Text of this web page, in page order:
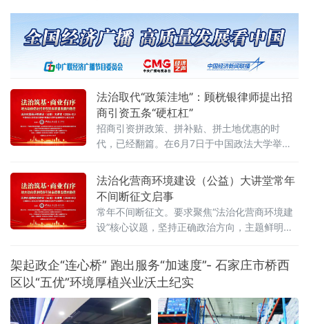
服务暖人心”的锦旗送到“企业之家”窗口，对该
窗口工作人员在其业务办理过程中提供的专业
高效、贴心暖心服务表达诚挚谢意。此次企业
申办的业务情况复杂、办理难度较大。该事项
围广、人员分布散
法治取代“政策洼地”：顾桄银律师提出招
商引资五条“硬杠杠”
招商引资拼政策、拼补贴、拼土地优惠的时
代，已经翻篇。在6月7日于中国政法大学举行
牌仪式暨首期公益大讲堂上，贵州黔邦律师事
务所副主任顾桄银律师提出鲜明判断：“现阶段
的竞争，归根结底是环境的竞争、是法治的竞
争、是治理能力的竞争。”当日，来自法学界、
金融界、企业界及新闻界的近百位专家学者与
法治化营商环境建设（公益）大讲堂常年
不间断征文启事
常年不间断征文。要求聚焦“法治化营商环境建
设”核心议题，坚持正确政治方向，主题鲜明，
值或实践指导意义。从中筛选部分优秀文章列
入大讲堂优秀征文，邀请作者出席大讲堂活动
发表主题演讲，接受新闻采访报道。
架起政企“连心桥” 跑出服务“加速度”- 石家庄市桥西
区以“五优”环境厚植兴业沃土纪实